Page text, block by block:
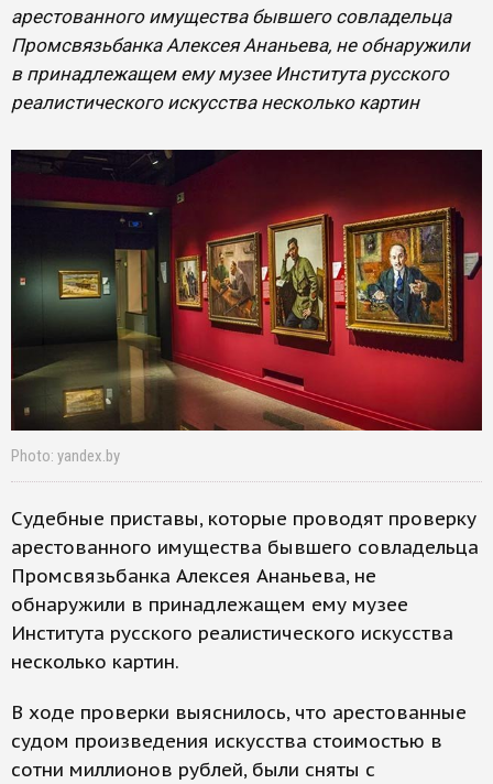
арестованного имущества бывшего совладельца
Промсвязьбанка Алексея Ананьева, не обнаружили
в принадлежащем ему музее Института русского
реалистического искусства несколько картин
Photo: yandex.by
Судебные приставы, которые проводят проверку
арестованного имущества бывшего совладельца
Промсвязьбанка Алексея Ананьева, не
обнаружили в принадлежащем ему музее
Института русского реалистического искусства
несколько картин.
В ходе проверки выяснилось, что арестованные
судом произведения искусства стоимостью в
сотни миллионов рублей, были сняты с